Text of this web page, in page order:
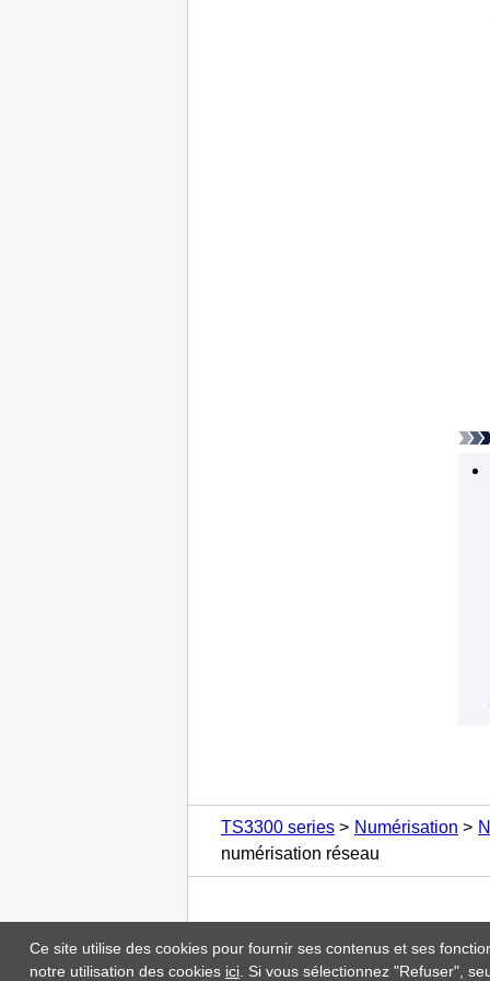
Ce site utilise des cookies pour fournir ses contenus et ses
notre utilisation des cookies ici. Si vous sélectionnez "Refuser",
TS3300 series Numérisation
numérisation réseau